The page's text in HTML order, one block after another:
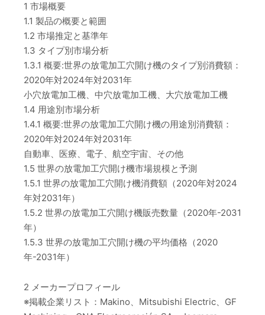
1 市場概要
1.1 製品の概要と範囲
1.2 市場推定と基準年
1.3 タイプ別市場分析
1.3.1 概要:世界の放電加工穴開け機のタイプ別消費額：
2020年対2024年対2031年
小穴放電加工機、中穴放電加工機、大穴放電加工機
1.4 用途別市場分析
1.4.1 概要:世界の放電加工穴開け機の用途別消費額：
2020年対2024年対2031年
自動車、医療、電子、航空宇宙、その他
1.5 世界の放電加工穴開け機市場規模と予測
1.5.1 世界の放電加工穴開け機消費額（2020年対2024
年対2031年）
1.5.2 世界の放電加工穴開け機販売数量（2020年-2031
年）
1.5.3 世界の放電加工穴開け機の平均価格（2020
年-2031年）
2 メーカープロフィール
※掲載企業リスト：Makino、Mitsubishi Electric、GF